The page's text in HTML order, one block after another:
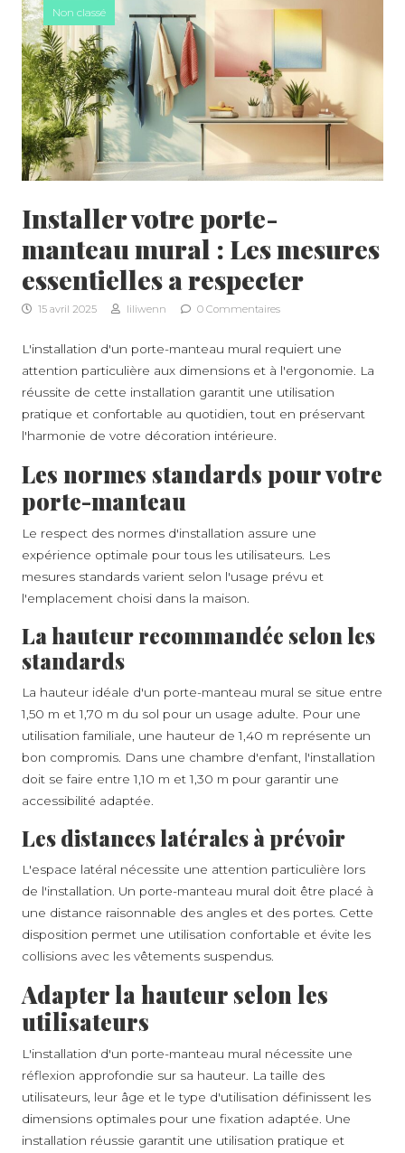
Non classé
Installer votre porte-
manteau mural : Les mesures
essentielles a respecter
15 avril 2025 liliwenn 0 Commentaires
L'installation d'un porte-manteau mural requiert une
attention particulière aux dimensions et à l'ergonomie. La
réussite de cette installation garantit une utilisation
pratique et confortable au quotidien, tout en préservant
l'harmonie de votre décoration intérieure.
Les normes standards pour votre
porte-manteau
Le respect des normes d'installation assure une
expérience optimale pour tous les utilisateurs. Les
mesures standards varient selon l'usage prévu et
l'emplacement choisi dans la maison.
La hauteur recommandée selon les
standards
La hauteur idéale d'un porte-manteau mural se situe entre
1,50 m et 1,70 m du sol pour un usage adulte. Pour une
utilisation familiale, une hauteur de 1,40 m représente un
bon compromis. Dans une chambre d'enfant, l'installation
doit se faire entre 1,10 m et 1,30 m pour garantir une
accessibilité adaptée.
Les distances latérales à prévoir
L'espace latéral nécessite une attention particulière lors
de l'installation. Un porte-manteau mural doit être placé à
une distance raisonnable des angles et des portes. Cette
disposition permet une utilisation confortable et évite les
collisions avec les vêtements suspendus.
Adapter la hauteur selon les
utilisateurs
L'installation d'un porte-manteau mural nécessite une
réflexion approfondie sur sa hauteur. La taille des
utilisateurs, leur âge et le type d'utilisation définissent les
dimensions optimales pour une fixation adaptée. Une
installation réussie garantit une utilisation pratique et